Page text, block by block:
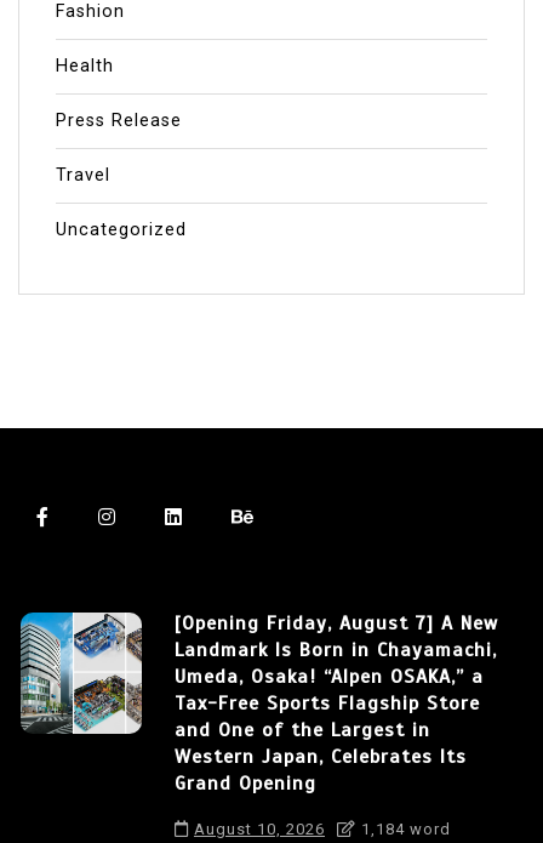
Fashion
Health
Press Release
Travel
Uncategorized
[Opening Friday, August 7] A New
Landmark Is Born in Chayamachi,
Umeda, Osaka! “Alpen OSAKA,” a
Tax-Free Sports Flagship Store
and One of the Largest in
Western Japan, Celebrates Its
Grand Opening
August 10, 2026 1,184 word